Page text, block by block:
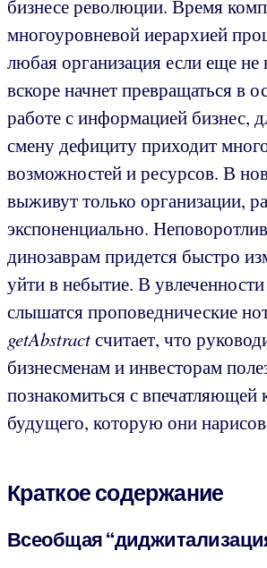
бизнесе революции. Время
многоуровневой иерархией
любая организация если еще не
вскоре начнет превращаться в
работе с информацией бизнес,
смену дефициту приходит
возможностей и ресурсов. В
выживут только организации,
экспоненциально.
динозаврам придется быстро
уйти в небытие. В
слышатся проповеднические
getAbstractсчитает, что
бизнесменам и инвесторам
познакомиться с впечатляющей
будущего, которую они
Краткое содержание
Всеобщая